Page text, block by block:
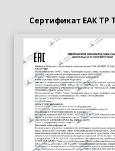
Сертификат ЕАК ТР